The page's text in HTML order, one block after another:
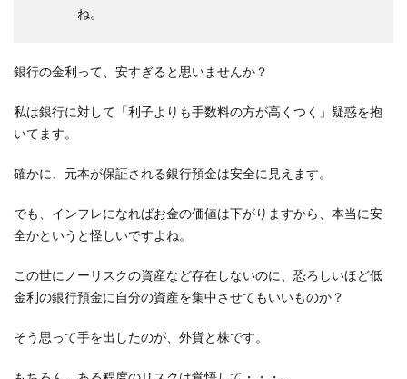
ね。
銀行の金利って、安すぎると思いませんか？
私は銀行に対して「利子よりも手数料の方が高くつく」疑惑を抱
いてます。
確かに、元本が保証される銀行預金は安全に見えます。
でも、インフレになればお金の価値は下がりますから、本当に安
全かというと怪しいですよね。
この世にノーリスクの資産など存在しないのに、恐ろしいほど低
金利の銀行預金に自分の資産を集中させてもいいものか？
そう思って手を出したのが、外貨と株です。